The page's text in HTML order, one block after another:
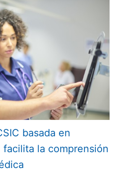
basada en
la comprensión